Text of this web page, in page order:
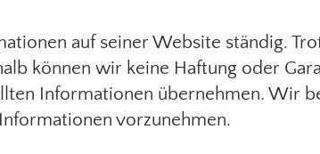
auf seiner Website ständig.
können wir keine Haftung oder
Informationen übernehmen. Wir
vorzunehmen.